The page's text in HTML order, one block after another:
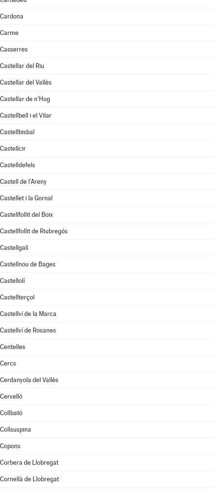
Cardona
Carme
Casserres
Castellar del Riu
Castellar del Vallès
Castellar de n'Hug
Castellbell i el Vilar
Castellbisbal
Castellcir
Castelldefels
Castell de l'Areny
Castellet i la Gornal
Castellfollit del Boix
Castellfollit de Riubregós
Castellgalí
Castellnou de Bages
Castellolí
Castellterçol
Castellví de la Marca
Castellví de Rosanes
Centelles
Cercs
Cerdanyola del Vallès
Cervelló
Collbató
Collsuspina
Copons
Corbera de Llobregat
Cornellà de Llobregat